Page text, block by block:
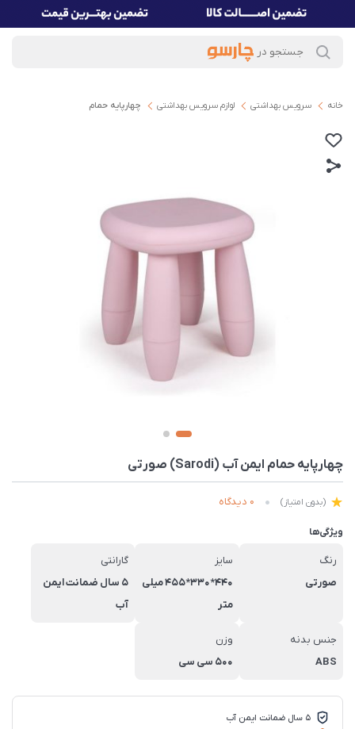
خانه سرویس بهداشتی لوازم سرویس بهداشتی چهارپایه حمام
چهارپایه حمام ایمن آب (Sarodi) صورتی
(بدون امتیاز) 0 دیدگاه
ویژگی‌ها
رنگ
صورتی
سایز
440*330*455 میلی
متر
گارانتی
5 سال ضمانت ایمن
آب
جنس بدنه
ABS
وزن
500 سی سی
5 سال ضمانت ایمن آب